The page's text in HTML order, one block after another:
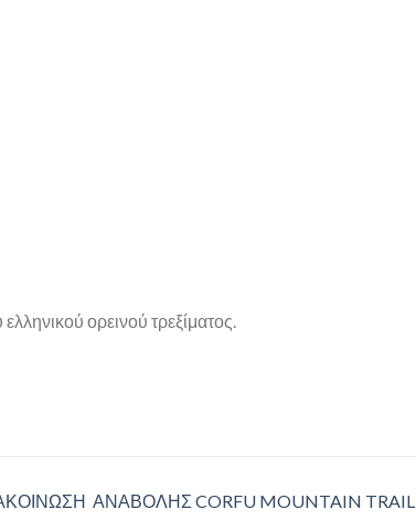
ορεινού τρεξίματος.
ΑΝΑΒΟΛΗΣ CORFU MOUNTAIN TRAIL